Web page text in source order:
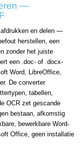
—
en delen —
herstellen, een
zonder het juiste
een .doc- of .docx-
Word, LibreOffice,
De converter
tabellen,
OCR zet gescande
bestaan, afkomstig
bewerkbare Word-
Office, geen installatie